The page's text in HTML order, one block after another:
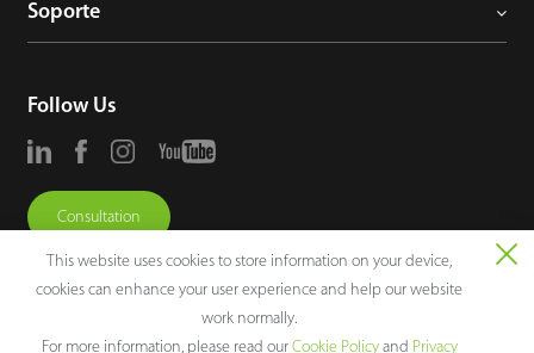
Soporte
Follow Us
Consultation
This website uses cookies to store information on your device,
cookies can enhance your user experience and help our website
work normally.
For more information, please read our Cookie Policyand Privacy